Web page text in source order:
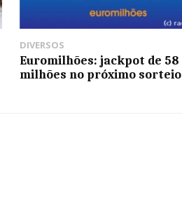
DIVERSOS
Euromilhões: jackpot de 58
milhões no próximo sorteio